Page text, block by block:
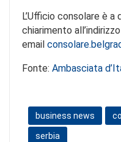
L’Ufficio consolare è
chiarimento all’indirizzo
email
Fonte: Ambasciata
business news
serbia